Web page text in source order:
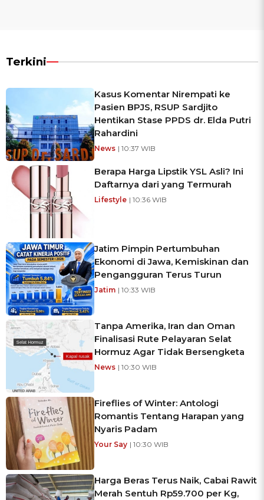
Terkini
Kasus Komentar Nirempati ke
Pasien BPJS, RSUP Sardjito
Hentikan Stase PPDS dr. Elda Putri
Rahardini
News | 10:37 WIB
Berapa Harga Lipstik YSL Asli? Ini
Daftarnya dari yang Termurah
Lifestyle | 10:36 WIB
Jatim Pimpin Pertumbuhan
Ekonomi di Jawa, Kemiskinan dan
Pengangguran Terus Turun
Jatim | 10:33 WIB
Tanpa Amerika, Iran dan Oman
Finalisasi Rute Pelayaran Selat
Hormuz Agar Tidak Bersengketa
News | 10:30 WIB
Fireflies of Winter: Antologi
Romantis Tentang Harapan yang
Nyaris Padam
Your Say | 10:30 WIB
Harga Beras Terus Naik, Cabai Rawit
Merah Sentuh Rp59.700 per Kg,